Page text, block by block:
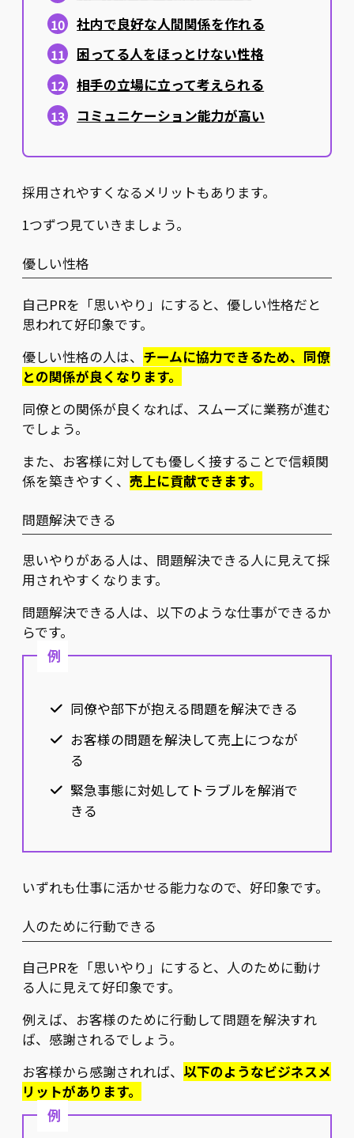
社内で良好な人間関係を作れる
困ってる人をほっとけない性格
相手の立場に立って考えられる
コミュニケーション能力が高い
採用されやすくなるメリットもあります。
1つずつ見ていきましょう。
優しい性格
自己PRを「思いやり」にすると、優しい性格だと
思われて好印象です。
優しい性格の人は、 チームに協力できるため、同僚
との関係が良くなります。
同僚との関係が良くなれば、スムーズに業務が進む
でしょう。
また、お客様に対しても優しく接することで信頼関
係を築きやすく、 売上に貢献できます。
問題解決できる
思いやりがある人は、問題解決できる人に見えて採
用されやすくなります。
問題解決できる人は、以下のような仕事ができるか
らです。
例
同僚や部下が抱える問題を解決できる
お客様の問題を解決して売上につなが
る
緊急事態に対処してトラブルを解消で
きる
いずれも仕事に活かせる能力なので、好印象です。
人のために行動できる
自己PRを「思いやり」にすると、人のために動け
る人に見えて好印象です。
例えば、お客様のために行動して問題を解決すれ
ば、感謝されるでしょう。
お客様から感謝されれば、 以下のようなビジネスメ
リットがあります。
例